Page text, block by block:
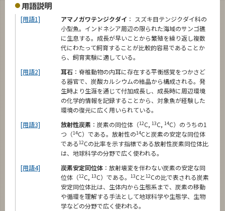
用語説明
[用語1] アマノガワテンジクダイ ： スズキ目テンジクダイ科の
小型魚。インドネシア周辺の限られた海域のサンゴ礁
に生息する。成長が早いことから繁殖を繰り返し複数
代にわたって飼育することが比較的容易であることか
ら、飼育実験に適している。
[用語2]
耳石 ：脊椎動物の内耳に存在する平衡感覚をつかさど
る器官で、炭酸カルシウムの結晶から構成される。発
生時より生涯を通じて付加成長し、成長時に周辺環境
の化学的情報を記録することから、対象魚が経験した
環境の復元に広く用いられている。
[用語3]
放射性炭素 ：炭素の同位体（12C, 13C, 14C）のうちの1
つ（14C）である。放射性の14Cと炭素の安定な同位体
である12Cの比率を示す指標である放射性炭素同位体比
は、地球科学の分野で広く使われる。
[用語4]
炭素安定同位体 ：放射壊変を伴わない炭素の安定な同
位体（12C, 13C）である。 13Cと12Cの比で表される炭素
安定同位体比は、生体内から生態系まで、炭素の移動
や循環を理解する手法として地球科学や生態学、生物
学などの分野で広く使われる。